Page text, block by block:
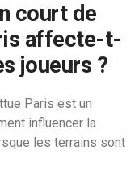
court de
affecte-t-
joueurs ?
Paris est un
influencer la
les terrains sont